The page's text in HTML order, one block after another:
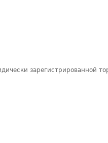
зарегистрированной